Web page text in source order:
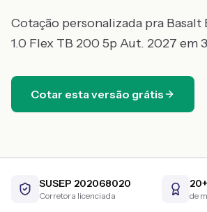
Cotação personalizada pra Basalt
1.0 Flex TB 200 5p Aut. 2027 em
Cotar esta versão grátis
SUSEP 202068020
Corretora licenciada de